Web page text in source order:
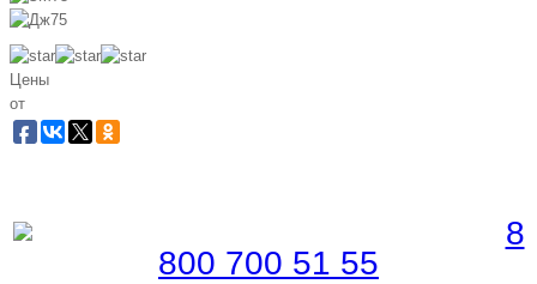
Цены
от
8
800 700 51 55